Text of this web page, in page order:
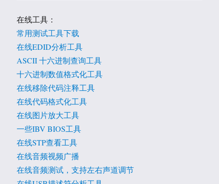
在线工具：
常用测试工具下载
在线EDID分析工具
ASCII 十六进制查询工具
十六进制数值格式化工具
在线移除代码注释工具
在线代码格式化工具
在线图片放大工具
一些IBV BIOS工具
在线STP查看工具
在线音频视频广播
在线音频测试，支持左右声道调节